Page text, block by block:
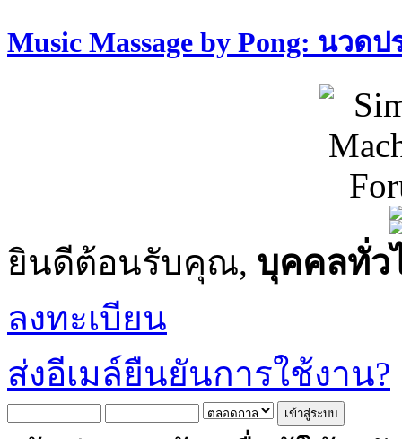
Music Massage by Pong: นวด
ยินดีต้อนรับคุณ, บุคคลทั่ว
ลงทะเบียน
ส่งอีเมล์ยืนยันการใช้งาน?